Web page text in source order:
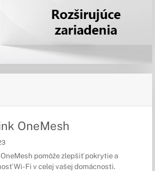
OneMesh
pomôže zlepšiť pokrytie a
Wi-Fi v celej vašej domácnosti.